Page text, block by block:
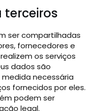
ser compartilhadas
fornecedores e
os serviços
dados são
necessária
fornecidos por eles.
podem ser
legal.